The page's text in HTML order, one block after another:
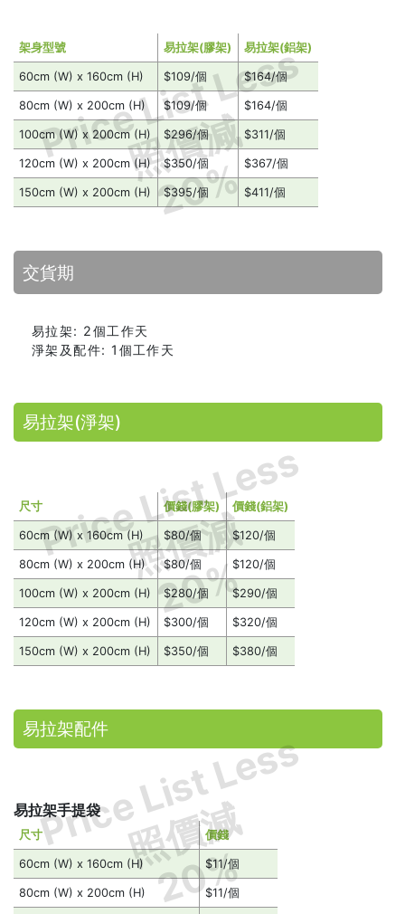
Price List Less
照價減
20%
Price List Less
照價減
20%
Price List Less
照價減
20%
架身型號 易拉架(膠架) 易拉架(鋁架)
60cm (W) x 160cm (H) $109/個 $164/個
80cm (W) x 200cm (H) $109/個 $164/個
100cm (W) x 200cm (H) $296/個 $311/個
120cm (W) x 200cm (H) $350/個 $367/個
150cm (W) x 200cm (H) $395/個 $411/個
交貨期
易拉架: 2個工作天
淨架及配件: 1個工作天
易拉架(淨架)
尺寸 價錢(膠架) 價錢(鋁架)
60cm (W) x 160cm (H) $80/個 $120/個
80cm (W) x 200cm (H) $80/個 $120/個
100cm (W) x 200cm (H) $280/個 $290/個
120cm (W) x 200cm (H) $300/個 $320/個
150cm (W) x 200cm (H) $350/個 $380/個
易拉架配件
易拉架手提袋
尺寸 價錢
60cm (W) x 160cm (H) $11/個
80cm (W) x 200cm (H) $11/個